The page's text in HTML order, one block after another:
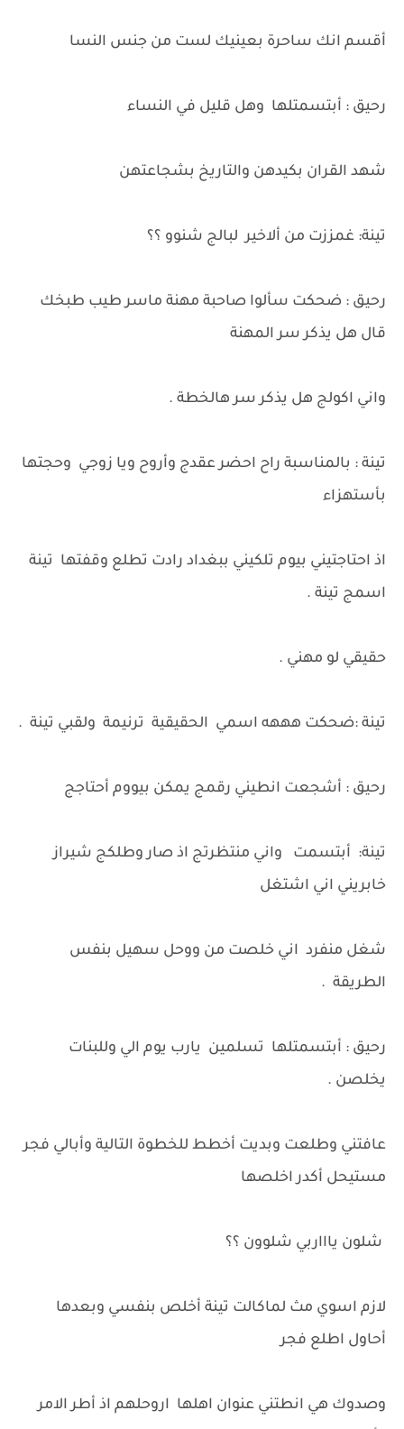
أقسم انك ساحرة بعينيك لست من جنس النسا
رحيق : أبتسمتلها وهل قليل في النساء
شهد القران بكيدهن والتاريخ بشجاعتهن
تينة: غمززت من ألاخير لبالج شنوو ؟؟
رحيق : ضحكت سألوا صاحبة مهنة ماسر طيب طبخك
قال هل يذكر سر المهنة
واني اكولج هل يذكر سر هالخطة .
تينة : بالمناسبة راح احضر عقدج وأروح ويا زوجي وحجتها
بأستهزاء
اذ احتاجتيني بيوم تلكيني ببغداد رادت تطلع وقفتها تينة
اسمج تينة .
حقيقي لو مهني .
تينة :ضحكت هههه اسمي الحقيقية ترنيمة ولقبي تينة .
رحيق : أشجعت انطيني رقمج يمكن بيووم أحتاجج
تينة: أبتسمت واني منتظرتج اذ صار وطلكج شيراز
خابريني اني اشتغل
شغل منفرد اني خلصت من ووحل سهيل بنفس
الطريقة .
رحيق : أبتسمتلها تسلمين يارب يوم الي وللبنات
يخلصن .
عافتني وطلعت وبديت أخطط للخطوة التالية وأبالي فجر
مستيحل أكدر اخلصها
شلون ياااربي شلوون ؟؟
لازم اسوي مث لماكالت تينة أخلص بنفسي وبعدها
أحاول اطلع فجر
وصدوك هي انطتني عنوان اهلها اروحلهم اذ أطر الامر